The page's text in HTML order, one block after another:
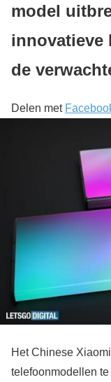
model
innovatieve
de
Delen met
Het Chinese
telefoonmodellen